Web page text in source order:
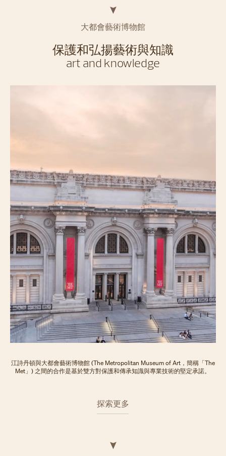
大都會藝術博物館
保護和弘揚藝術與知識
art and knowledge
江詩丹頓與大都會藝術博物館 (The Metropolitan Museum of Art，簡稱「The
Met」) 之間的合作是基於雙方對保護和傳承知識與專業技術的堅定承諾。
探索更多